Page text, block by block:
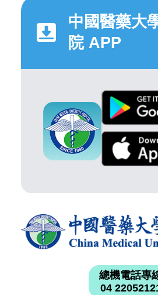
中國醫藥大
院 APP
總機電話專
04